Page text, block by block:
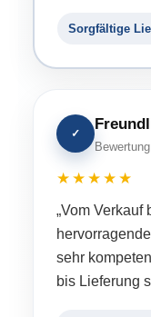
Sorgfältige
✓
★★★★★
„Vom Verkauf
sehr
bis Lieferung